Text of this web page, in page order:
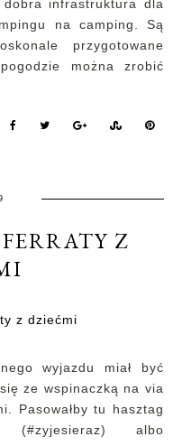
infrastruktura dla
na camping. Są
przygotowane
można zrobić
Z
wyjazdu miał być
ze wspinaczką na via
Pasowałby tu hasztag
albo